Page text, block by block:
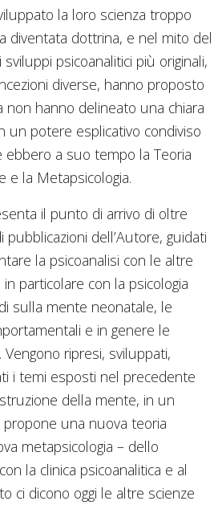
la loro scienza troppo
diventata dottrina, e nel mito del
psicoanalitici più originali,
diverse, hanno proposto
non hanno delineato una chiara
un potere esplicativo condiviso
ebbero a suo tempo la Teoria
e la Metapsicologia.
il punto di arrivo di oltre
pubblicazioni dell’Autore, guidati
la psicoanalisi con le altre
particolare con la psicologia
sulla mente neonatale, le
e in genere le
ripresi, sviluppati,
i temi esposti nel precedente
della mente, in un
una nuova teoria
metapsicologia – dello
la clinica psicoanalitica e al
ci dicono oggi le altre scienze